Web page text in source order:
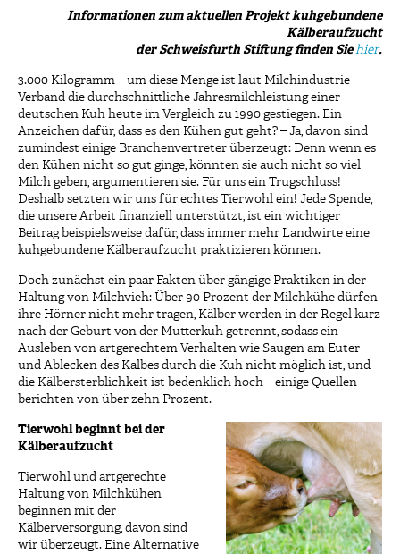
Informationen zum aktuellen Projekt kuhgebundene
Kälberaufzucht
der Schweisfurth Stiftung finden Siehier.
3.000 Kilogramm – um diese Menge ist laut Milchindustrie
Verband die durchschnittliche Jahresmilchleistung einer
deutschen Kuh heute im Vergleich zu 1990 gestiegen. Ein
Anzeichen dafür, dass es den Kühen gut geht? – Ja, davon sind
zumindest einige Branchenvertreter überzeugt: Denn wenn es
den Kühen nicht so gut ginge, könnten sie auch nicht so viel
Milch geben, argumentieren sie. Für uns ein Trugschluss!
Deshalb setzten wir uns für echtes Tierwohl ein! Jede Spende,
die unsere Arbeit finanziell unterstützt, ist ein wichtiger
Beitrag beispielsweise dafür, dass immer mehr Landwirte eine
kuhgebundene Kälberaufzucht praktizieren können.
Doch zunächst ein paar Fakten über gängige Praktiken in der
Haltung von Milchvieh: Über 90 Prozent der Milchkühe dürfen
ihre Hörner nicht mehr tragen, Kälber werden in der Regel kurz
nach der Geburt von der Mutterkuh getrennt, sodass ein
Ausleben von artgerechtem Verhalten wie Saugen am Euter
und Ablecken des Kalbes durch die Kuh nicht möglich ist, und
die Kälbersterblichkeit ist bedenklich hoch – einige Quellen
berichten von über zehn Prozent.
Tierwohl beginnt bei der
Kälberaufzucht
Tierwohl und artgerechte
Haltung von Milchkühen
beginnen mit der
Kälberversorgung, davon sind
wir überzeugt. Eine Alternative